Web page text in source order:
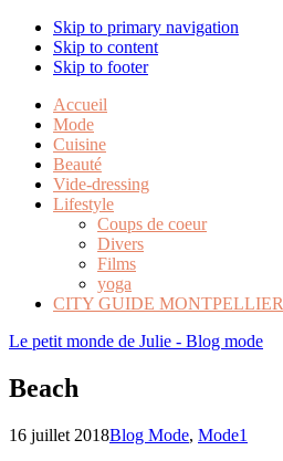
Skip to primary navigation
Skip to content
Skip to footer
Accueil
Mode
Cuisine
Beauté
Vide-dressing
Lifestyle
Coups de coeur
Divers
Films
yoga
CITY GUIDE MONTPELLIER
Le petit monde de Julie - Blog mode
Beach
16 juillet 2018Blog Mode, Mode1